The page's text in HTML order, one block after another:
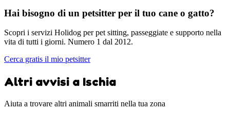
Hai bisogno di un petsitter per il tuo cane o gatto?
Scopri i servizi Holidog per pet sitting, passeggiate e supporto nella
vita di tutti i giorni. Numero 1 dal 2012.
Cerca gratis il mio petsitter
Altri avvisi a Ischia
Aiuta a trovare altri animali smarriti nella tua zona